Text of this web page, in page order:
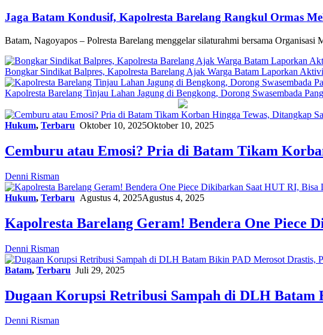
Jaga Batam Kondusif, Kapolresta Barelang Rangkul Ormas
Batam, Nagoyapos – Polresta Barelang menggelar silaturahmi bersama
Bongkar Sindikat Balpres, Kapolresta Barelang Ajak Warga Batam Laporkan
Kapolresta Barelang Tinjau Lahan Jagung di Bengkong, Dorong Swasembada
Hukum, Terbaru Oktober 10, 2025Oktober 10, 2025
Cemburu atau Emosi? Pria di Batam Tikam
Denni Risman
Hukum, Terbaru Agustus 4, 2025Agustus 4, 2025
Kapolresta Barelang Geram! Bendera One Piece
Denni Risman
Batam, Terbaru Juli 29, 2025
Dugaan Korupsi Retribusi Sampah di DLH Batam
Denni Risman